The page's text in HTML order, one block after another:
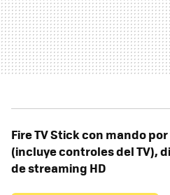
Fire TV Stick con mando
(incluye controles del TV),
de streaming HD